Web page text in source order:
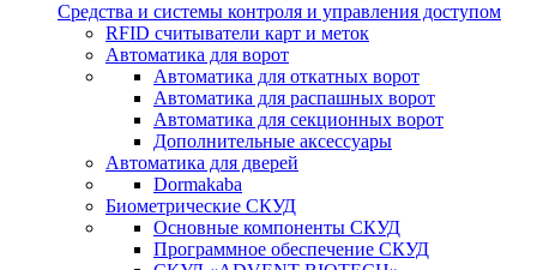
Средства и системы контроля и управления доступом
RFID считыватели карт и меток
Автоматика для ворот
Автоматика для откатных ворот
Автоматика для распашных ворот
Автоматика для секционных ворот
Дополнительные аксессуары
Автоматика для дверей
Dormakaba
Биометрические СКУД
Основные компоненты СКУД
Программное обеспечение СКУД